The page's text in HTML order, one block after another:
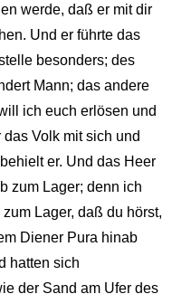
werde, daß er mit dir
Und er führte das
besonders; des
Mann; das andere
ich euch erlösen und
Volk mit sich und
er. Und das Heer
zum Lager; denn ich
Lager, daß du hörst,
Diener Pura hinab
hatten sich
der Sand am Ufer des